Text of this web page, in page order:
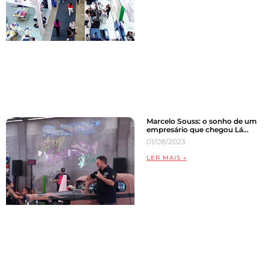
Marcelo Souss: o sonho de um
empresário que chegou Lá…
01/08/2023
LER MAIS »